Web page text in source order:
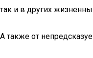
так и в других
А также от